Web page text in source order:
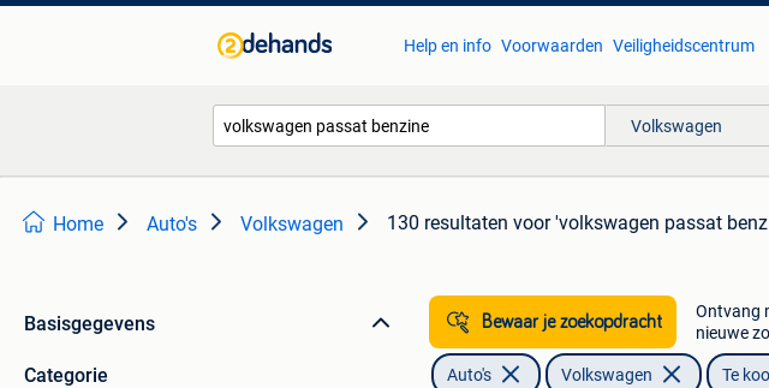
Help en info Voorwaarden Veiligheidscentrum
Volkswagen
Home Auto's Volkswagen 130 resultaten voor 'volkswagen passat
Basisgegevens
Categorie
Bewaar je zoekopdracht
Ontvang
nieuwe
Auto's Volkswagen Te